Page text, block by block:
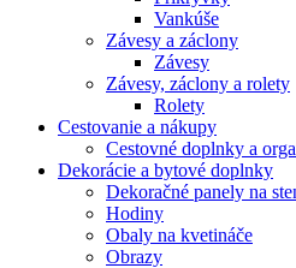
Vankúše
Závesy a záclony
Závesy
Závesy, záclony a rolety
Rolety
Cestovanie a nákupy
Cestovné doplnky a
Dekorácie a bytové doplnky
Dekoračné panely na
Hodiny
Obaly na kvetináče
Obrazy